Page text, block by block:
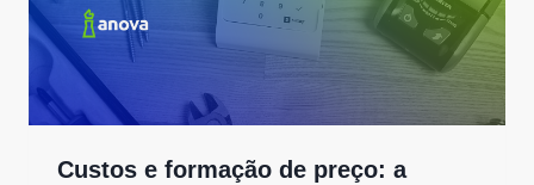
Custos e formação de preço: a